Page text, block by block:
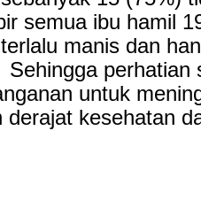
semua ibu hamil
manis dan
perhatian
untuk
derajat kesehatan